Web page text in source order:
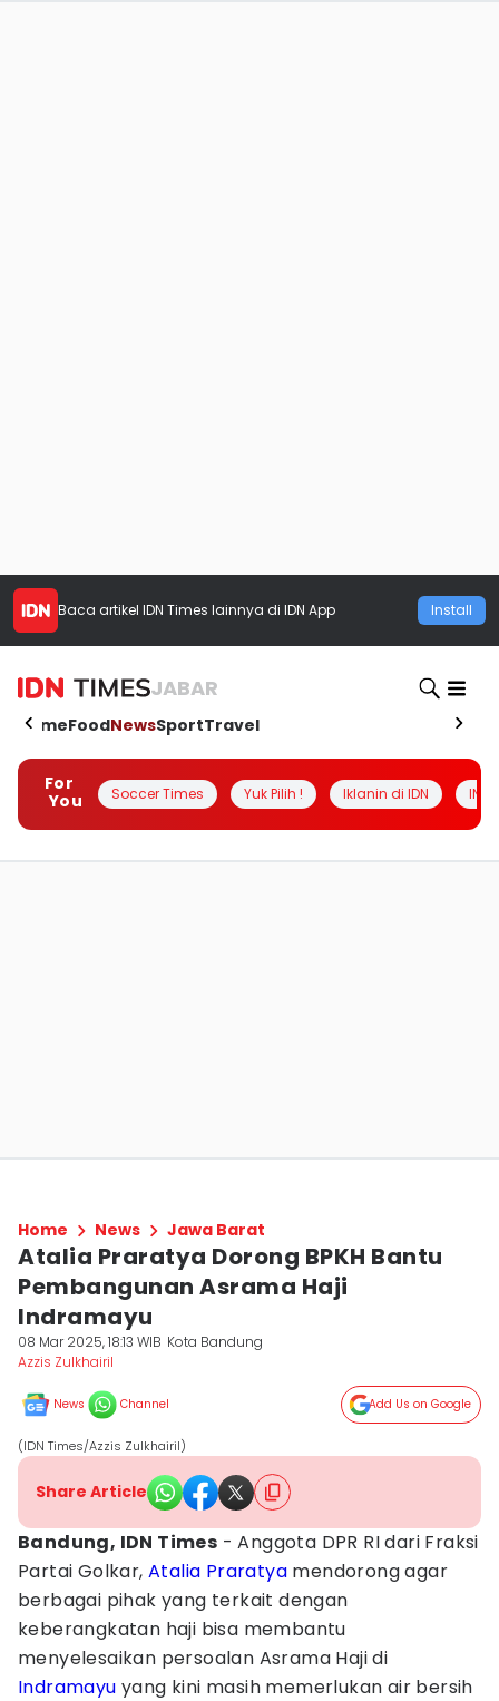
Baca artikel IDN Times lainnya di IDN App Install
JABAR
HomeFoodNewsSportTravel
For
You
Soccer Times Yuk Pilih ! Iklanin di IDN
Home News Jawa Barat
Atalia Praratya Dorong BPKH Bantu
Pembangunan Asrama Haji
Indramayu
08 Mar 2025, 18:13 WIB Kota Bandung
Azzis Zulkhairil
News Channel Add Us on Google
(IDN Times/Azzis Zulkhairil)
Share Article
Bandung, IDN Times - Anggota DPR RI dari Fraksi
Partai Golkar,Atalia Praratya mendorong agar
berbagai pihak yang terkait dengan
keberangkatan haji bisa membantu
menyelesaikan persoalan Asrama Haji di
Indramayu yang kini masih memerlukan air bersih